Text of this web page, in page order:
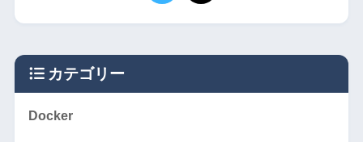
カテゴリー
Docker